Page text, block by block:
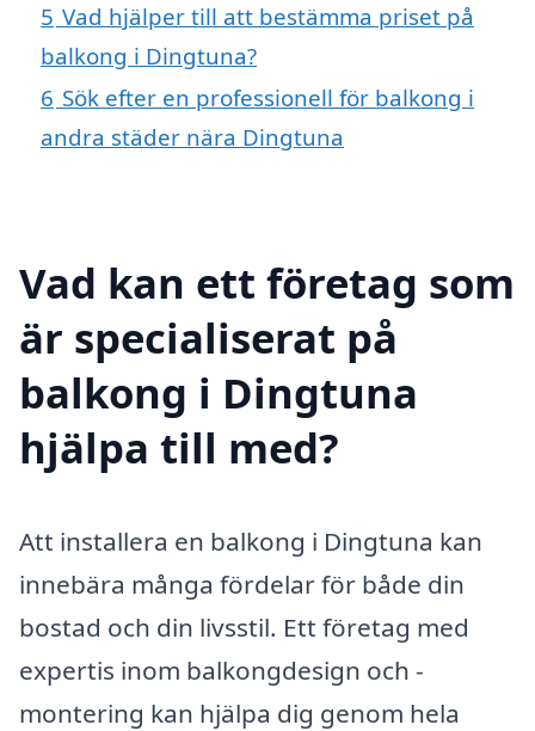
5 Vad hjälper till att bestämma priset på
balkong i Dingtuna?
6 Sök efter en professionell för balkong i
andra städer nära Dingtuna
Vad kan ett företag som
är specialiserat på
balkong i Dingtuna
hjälpa till med?
Att installera en balkong i Dingtuna kan
innebära många fördelar för både din
bostad och din livsstil. Ett företag med
expertis inom balkongdesign och -
montering kan hjälpa dig genom hela